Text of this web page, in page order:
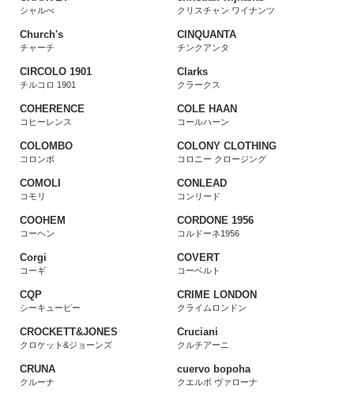
シャルべ クリスチャン ワイナンツ
Church's
チャーチ
CINQUANTA
チンクアンタ
CIRCOLO 1901
チルコロ 1901
Clarks
クラークス
COHERENCE
コヒーレンス
COLE HAAN
コールハーン
COLOMBO
コロンボ
COLONY CLOTHING
コロニー クロージング
COMOLI
コモリ
CONLEAD
コンリード
COOHEM
コーヘン
CORDONE 1956
コルドーネ1956
Corgi
コーギ
COVERT
コーベルト
CQP
シーキューピー
CRIME LONDON
クライムロンドン
CROCKETT&JONES
クロケット&ジョーンズ
Cruciani
クルチアーニ
CRUNA
クルーナ
cuervo bopoha
クエルボ ヴァローナ